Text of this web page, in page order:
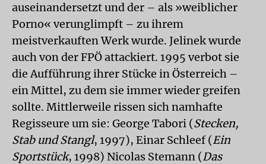
auseinandersetzt und der – als »weiblicher
Porno« verunglimpft – zu ihrem
meistverkauften Werk wurde. Jelinek wurde
auch von der FPÖ attackiert. 1995 verbot sie
die Aufführung ihrer Stücke in Österreich –
ein Mittel, zu dem sie immer wieder greifen
sollte. Mittlerweile rissen sich namhafte
Regisseure um sie: George Tabori (Stecken,
Stab und Stangl, 1997), Einar Schleef (Ein
Sportstück, 1998) Nicolas Stemann (Das